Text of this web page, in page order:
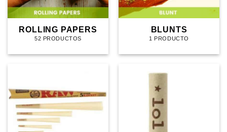
ROLLING PAPERS
52 PRODUCTOS
BLUNTS
1 PRODUCTO